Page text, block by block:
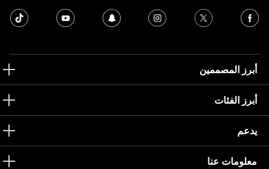
أبرز المصممين
أبرز الفئات
يدعم
معلومات عنا